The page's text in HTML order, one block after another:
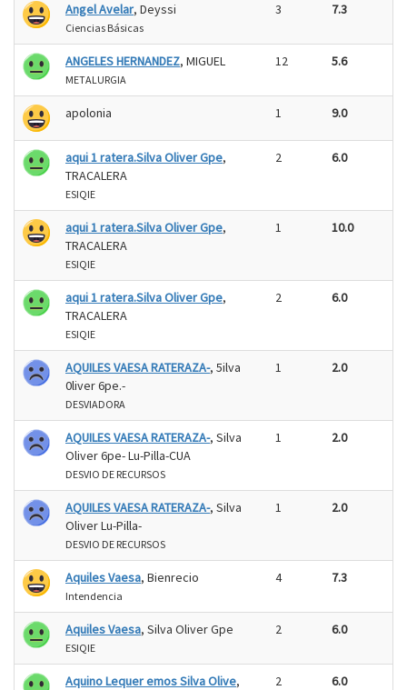
Angel Avelar, Deyssi
Ciencias Básicas
3 7.3
ANGELES HERNANDEZ, MIGUEL
METALURGIA
12 5.6
apolonia 1 9.0
aqui 1 ratera.Silva Oliver Gpe,
TRACALERA
ESIQIE
2 6.0
aqui 1 ratera.Silva Oliver Gpe,
TRACALERA
ESIQIE
1 10.0
aqui 1 ratera.Silva Oliver Gpe,
TRACALERA
ESIQIE
2 6.0
AQUILES VAESA RATERAZA-, 5ilva
0liver 6pe.-
DESVIADORA
1 2.0
AQUILES VAESA RATERAZA-, Silva
Oliver 6pe- Lu-Pilla-CUA
DESVIO DE RECURSOS
1 2.0
AQUILES VAESA RATERAZA-, Silva
Oliver Lu-Pilla-
DESVIO DE RECURSOS
1 2.0
Aquiles Vaesa, Bienrecio
Intendencia
4 7.3
Aquiles Vaesa, Silva Oliver Gpe
ESIQIE
2 6.0
Aquino Lequer emos Silva Olive,
2 6.0